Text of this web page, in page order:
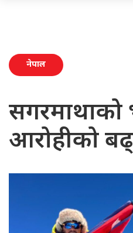
नेपाल
सगरमाथाको
आरोहीको